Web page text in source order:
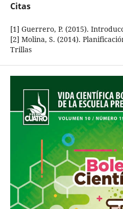
Citas
[1] Guerrero, P. (2015).
[2] Molina, S. (2014).
Trillas